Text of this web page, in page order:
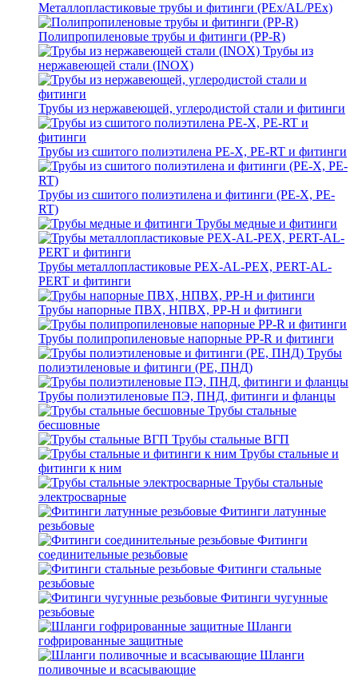
Металлопластиковые трубы и фитинги (PEx/AL/PEx)
Полипропиленовые трубы и фитинги (PP-R)
Трубы из
нержавеющей стали (INOX)
Трубы из нержавеющей, углеродистой стали и фитинги
Трубы из сшитого полиэтилена PE-X, PE-RT и фитинги
Трубы из сшитого полиэтилена и фитинги (PE-X, PE-
RT)
Трубы медные и фитинги
Трубы металлопластиковые PEX-AL-PEX, PERT-AL-
PERT и фитинги
Трубы напорные ПВХ, НПВХ, PP-H и фитинги
Трубы полипропиленовые напорные PP-R и фитинги
Трубы
полиэтиленовые и фитинги (PE, ПНД)
Трубы полиэтиленовые ПЭ, ПНД, фитинги и фланцы
Трубы стальные
бесшовные
Трубы стальные ВГП
Трубы стальные и
фитинги к ним
Трубы стальные
электросварные
Фитинги латунные
резьбовые
Фитинги
соединительные резьбовые
Фитинги стальные
резьбовые
Фитинги чугунные
резьбовые
Шланги
гофрированные защитные
Шланги
поливочные и всасывающие